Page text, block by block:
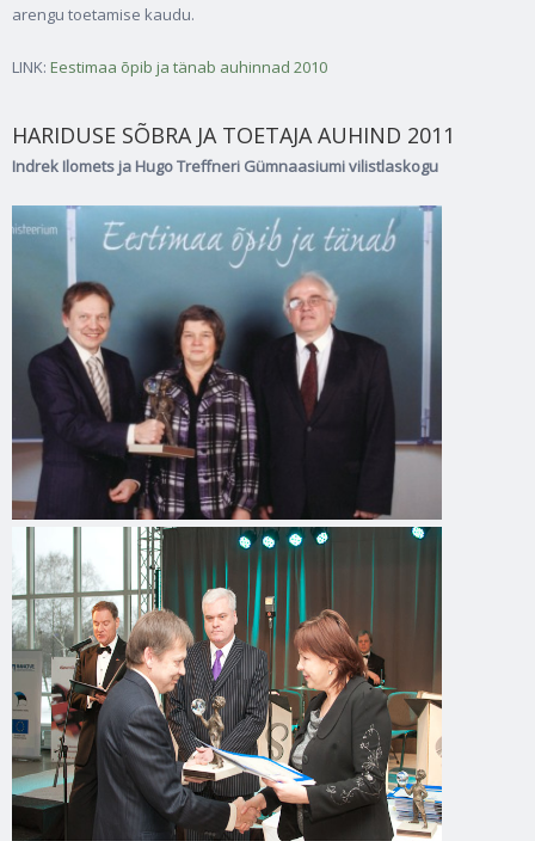
arengu toetamise kaudu.
LINK: Eestimaa õpib ja tänab auhinnad 2010
HARIDUSE SÕBRA JA TOETAJA AUHIND 2011
Indrek Ilomets ja Hugo Treffneri Gümnaasiumi vilistlaskogu